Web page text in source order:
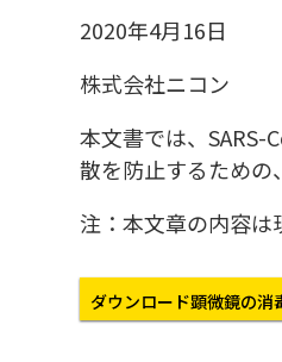
2020年4月16日
株式会社ニコン
本文書では、SARS-
散を防止するための
注：本文章の内容は
ダウンロード顕微鏡の消